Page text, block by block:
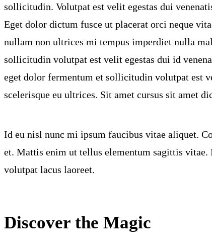
sollicitudin. Volutpat est velit egestas dui
Eget dolor dictum fusce ut placerat orci neque
nullam non ultrices mi tempus imperdiet nulla
sollicitudin volutpat est velit egestas dui id
eget dolor fermentum et sollicitudin volutpat est
scelerisque eu ultrices. Sit amet cursus sit amet
Id eu nisl nunc mi ipsum faucibus vitae aliquet.
et. Mattis enim ut tellus elementum sagittis
volutpat lacus laoreet.
Discover the Magic